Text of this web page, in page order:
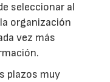
seleccionar al
organización
vez más
plazos muy